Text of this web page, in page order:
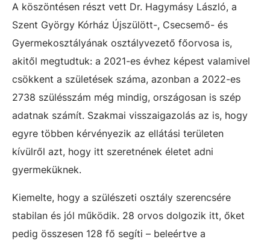
A köszöntésen részt vett Dr. Hagymásy László, a
Szent György Kórház Újszülött-, Csecsemő- és
Gyermekosztályának osztályvezető főorvosa is,
akitől megtudtuk: a 2021-es évhez képest valamivel
csökkent a születések száma, azonban a 2022-es
2738 szülésszám még mindig, országosan is szép
adatnak számít. Szakmai visszaigazolás az is, hogy
egyre többen kérvényezik az ellátási területen
kívülről azt, hogy itt szeretnének életet adni
gyermeküknek.
Kiemelte, hogy a szülészeti osztály szerencsére
stabilan és jól működik. 28 orvos dolgozik itt, őket
pedig összesen 128 fő segíti – beleértve a